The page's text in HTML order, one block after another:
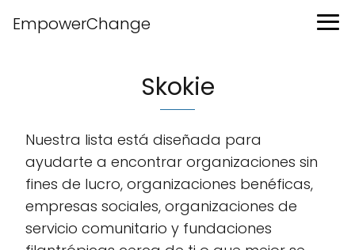
EmpowerChange
Skokie
Nuestra lista está diseñada para
ayudarte a encontrar organizaciones sin
fines de lucro, organizaciones benéficas,
empresas sociales, organizaciones de
servicio comunitario y fundaciones